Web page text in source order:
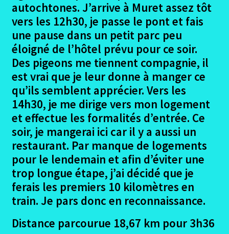
Estancarbon – Gourdan Polignac
Estancarbon – Gourdan Polignac Photos
Gourdan Polignan – St Bertrand de Comminges
Gourdan Polignan – St Bertrand Photos
Lourdes Premier jour
Lourdes Premier jour Photos
Lourdes Dernier Jour
autochtones. J’arrive à Muret assez tôt
vers les 12h30, je passe le pont et fais
une pause dans un petit parc peu
éloigné de l’hôtel prévu pour ce soir.
Des pigeons me tiennent compagnie, il
est vrai que je leur donne à manger ce
qu’ils semblent apprécier. Vers les
14h30, je me dirige vers mon logement
et effectue les formalités d’entrée. Ce
soir, je mangerai ici car il y a aussi un
restaurant. Par manque de logements
pour le lendemain et afin d’éviter une
trop longue étape, j’ai décidé que je
ferais les premiers 10 kilomètres en
train. Je pars donc en reconnaissance.
Distance parcourue 18,67 km pour 3h36